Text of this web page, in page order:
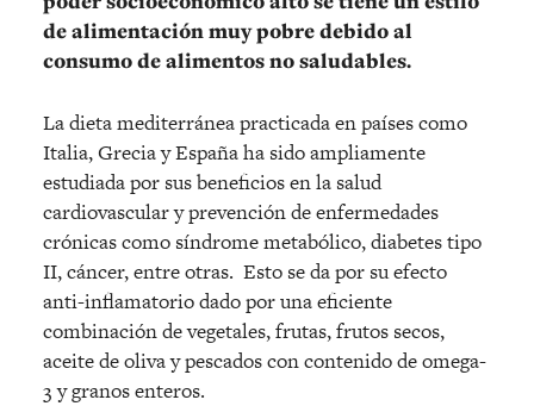
de alimentación muy pobre debido al
consumo de alimentos no saludables.
La dieta mediterránea practicada en países como
Italia, Grecia y España ha sido ampliamente
estudiada por sus beneficios en la salud
cardiovascular y prevención de enfermedades
crónicas como síndrome metabólico, diabetes tipo
II, cáncer, entre otras. Esto se da por su efecto
anti-inflamatorio dado por una eficiente
combinación de vegetales, frutas, frutos secos,
aceite de oliva y pescados con contenido de omega-
3 y granos enteros.